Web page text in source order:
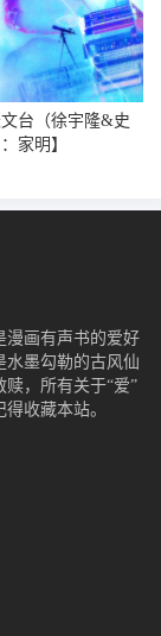
台（徐宇隆&史
家明】
漫画有声书的爱好
水墨勾勒的古风仙
，所有关于“爱”
收藏本站。